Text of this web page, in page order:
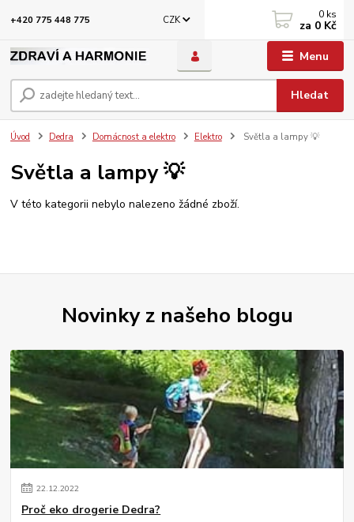
Menu
CZK
Hledat
+420 775 448 775 0 ks
za 0 Kč
Úvod Dedra Domácnost a elektro Elektro Světla a lampy 💡
Světla a lampy 💡
V této kategorii nebylo nalezeno žádné zboží.
Novinky z našeho blogu
22.12.2022
Proč eko drogerie Dedra?